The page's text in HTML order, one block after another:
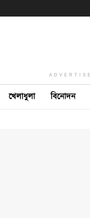
খেলাধুলা বিনোদন